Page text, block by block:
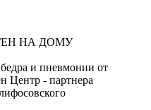
НА ДОМУ
и пневмонии от
Центр - партнера